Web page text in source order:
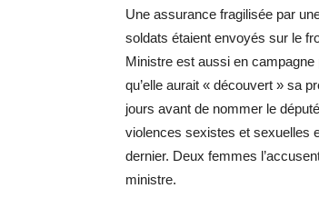
Une assurance fragilisée par
soldats étaient envoyés sur le
Ministre est aussi en
qu’elle aurait « découvert » sa
jours avant de nommer le
violences sexistes et sexuelles
dernier. Deux femmes
ministre.